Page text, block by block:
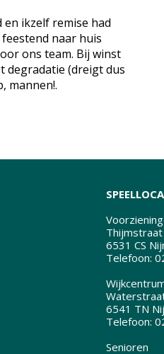
en ikzelf remise had
naar huis
ons team. Bij winst
degradatie (dreigt dus
mannen!.
6531 CS
Telefoon:
6541 TN
Telefoon:
Senioren